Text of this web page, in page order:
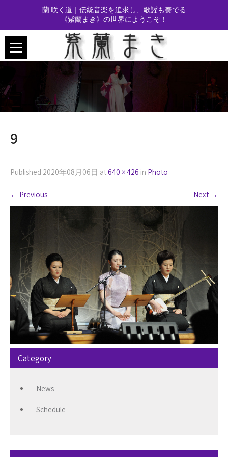
蘭 咲く道｜伝統音楽を追求し、歌謡も奏でる
《紫蘭まき》の世界にようこそ！
9
Published 2020年08月06日 at640 × 426 in Photo
← Previous Next →
Category
News
Schedule